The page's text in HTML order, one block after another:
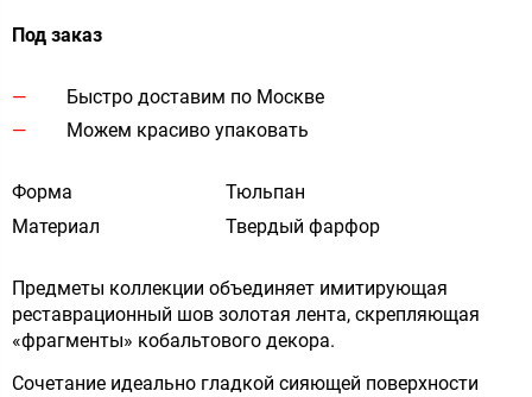
Под заказ
Быстро доставим по Москве
Можем красиво упаковать
Форма
Тюльпан
Материал
Твердый фарфор
Предметы коллекции объединяет имитирующая
реставрационный шов золотая лента, скрепляющая
«фрагменты» кобальтового декора.
Сочетание идеально гладкой сияющей поверхности